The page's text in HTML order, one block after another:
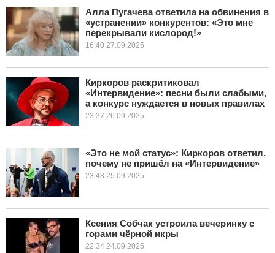
Алла Пугачева ответила на обвинения в
«устранении» конкурентов: «Это мне
перекрывали кислород!»
16:40 27.09.2025
Киркоров раскритиковал
«Интервидение»: песни были слабыми,
а конкурс нуждается в новых правилах
23:37 26.09.2025
«Это не мой статус»: Киркоров ответил,
почему не пришёл на «Интервидение»
23:48 25.09.2025
Ксения Собчак устроила вечеринку с
горами чёрной икры
22:34 24.09.2025